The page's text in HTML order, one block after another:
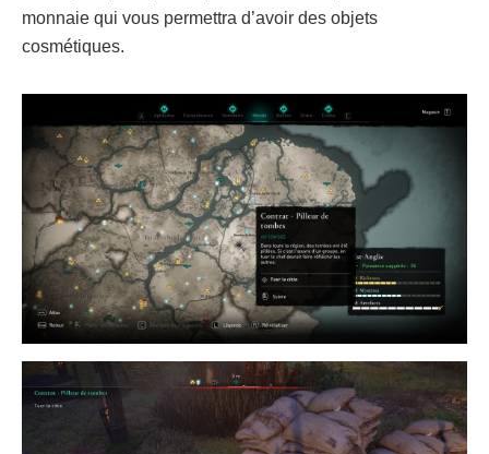
monnaie qui vous permettra d’avoir des objets
cosmétiques.